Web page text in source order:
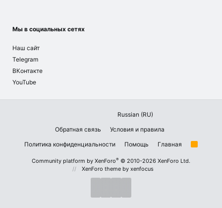
Мы в социальных сетях
Наш сайт
Telegram
ВКонтакте
YouTube
Russian (RU)
Обратная связь
Условия и правила
Политика конфиденциальности
Помощь Главная
R
Community platform by XenForo® © 2010-2026 XenForo Ltd.
XenForo theme by xenfocus